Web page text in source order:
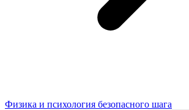
Физика и психология безопасного шага